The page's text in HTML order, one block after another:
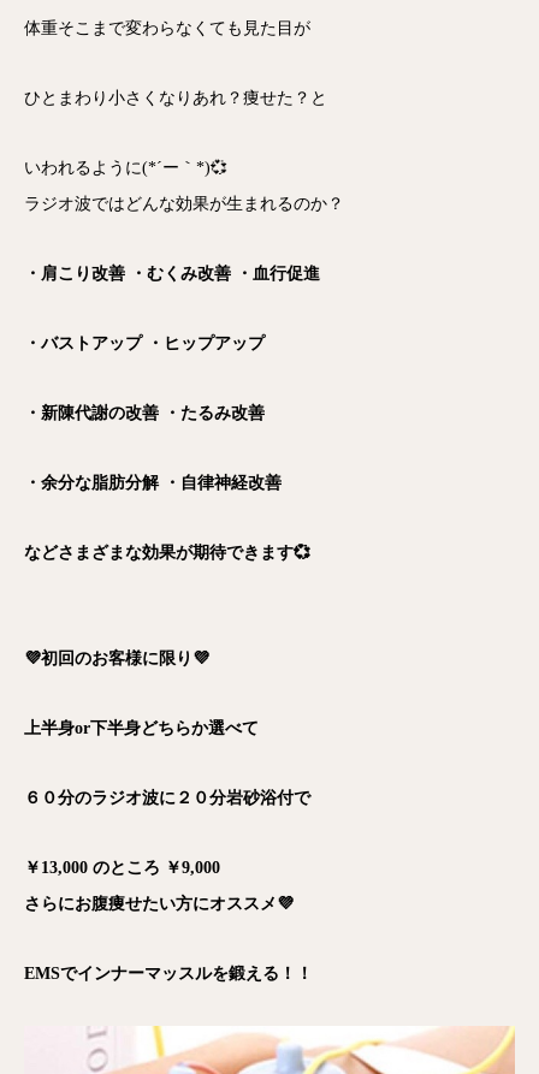
体重そこまで変わらなくても見た目が
ひとまわり小さくなりあれ？痩せた？と
いわれるように(*´ー｀*)💞
ラジオ波ではどんな効果が生まれるのか？
・肩こり改善 ・むくみ改善 ・血行促進
・バストアップ ・ヒップアップ
・新陳代謝の改善 ・たるみ改善
・余分な脂肪分解 ・自律神経改善
などさまざまな効果が期待できます💞
💜初回のお客様に限り💜
上半身or下半身どちらか選べて
６０分のラジオ波に２０分岩砂浴付で
￥13,000 のところ ￥9,000
さらにお腹痩せたい方にオススメ💜
EMSでインナーマッスルを鍛える！！